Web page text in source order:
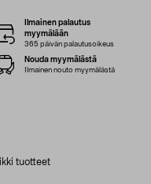
tuotteet
Ilmainen palautus
myymälään
365 päivän palautusoikeus
Nouda myymälästä
Ilmainen nouto myymälästä